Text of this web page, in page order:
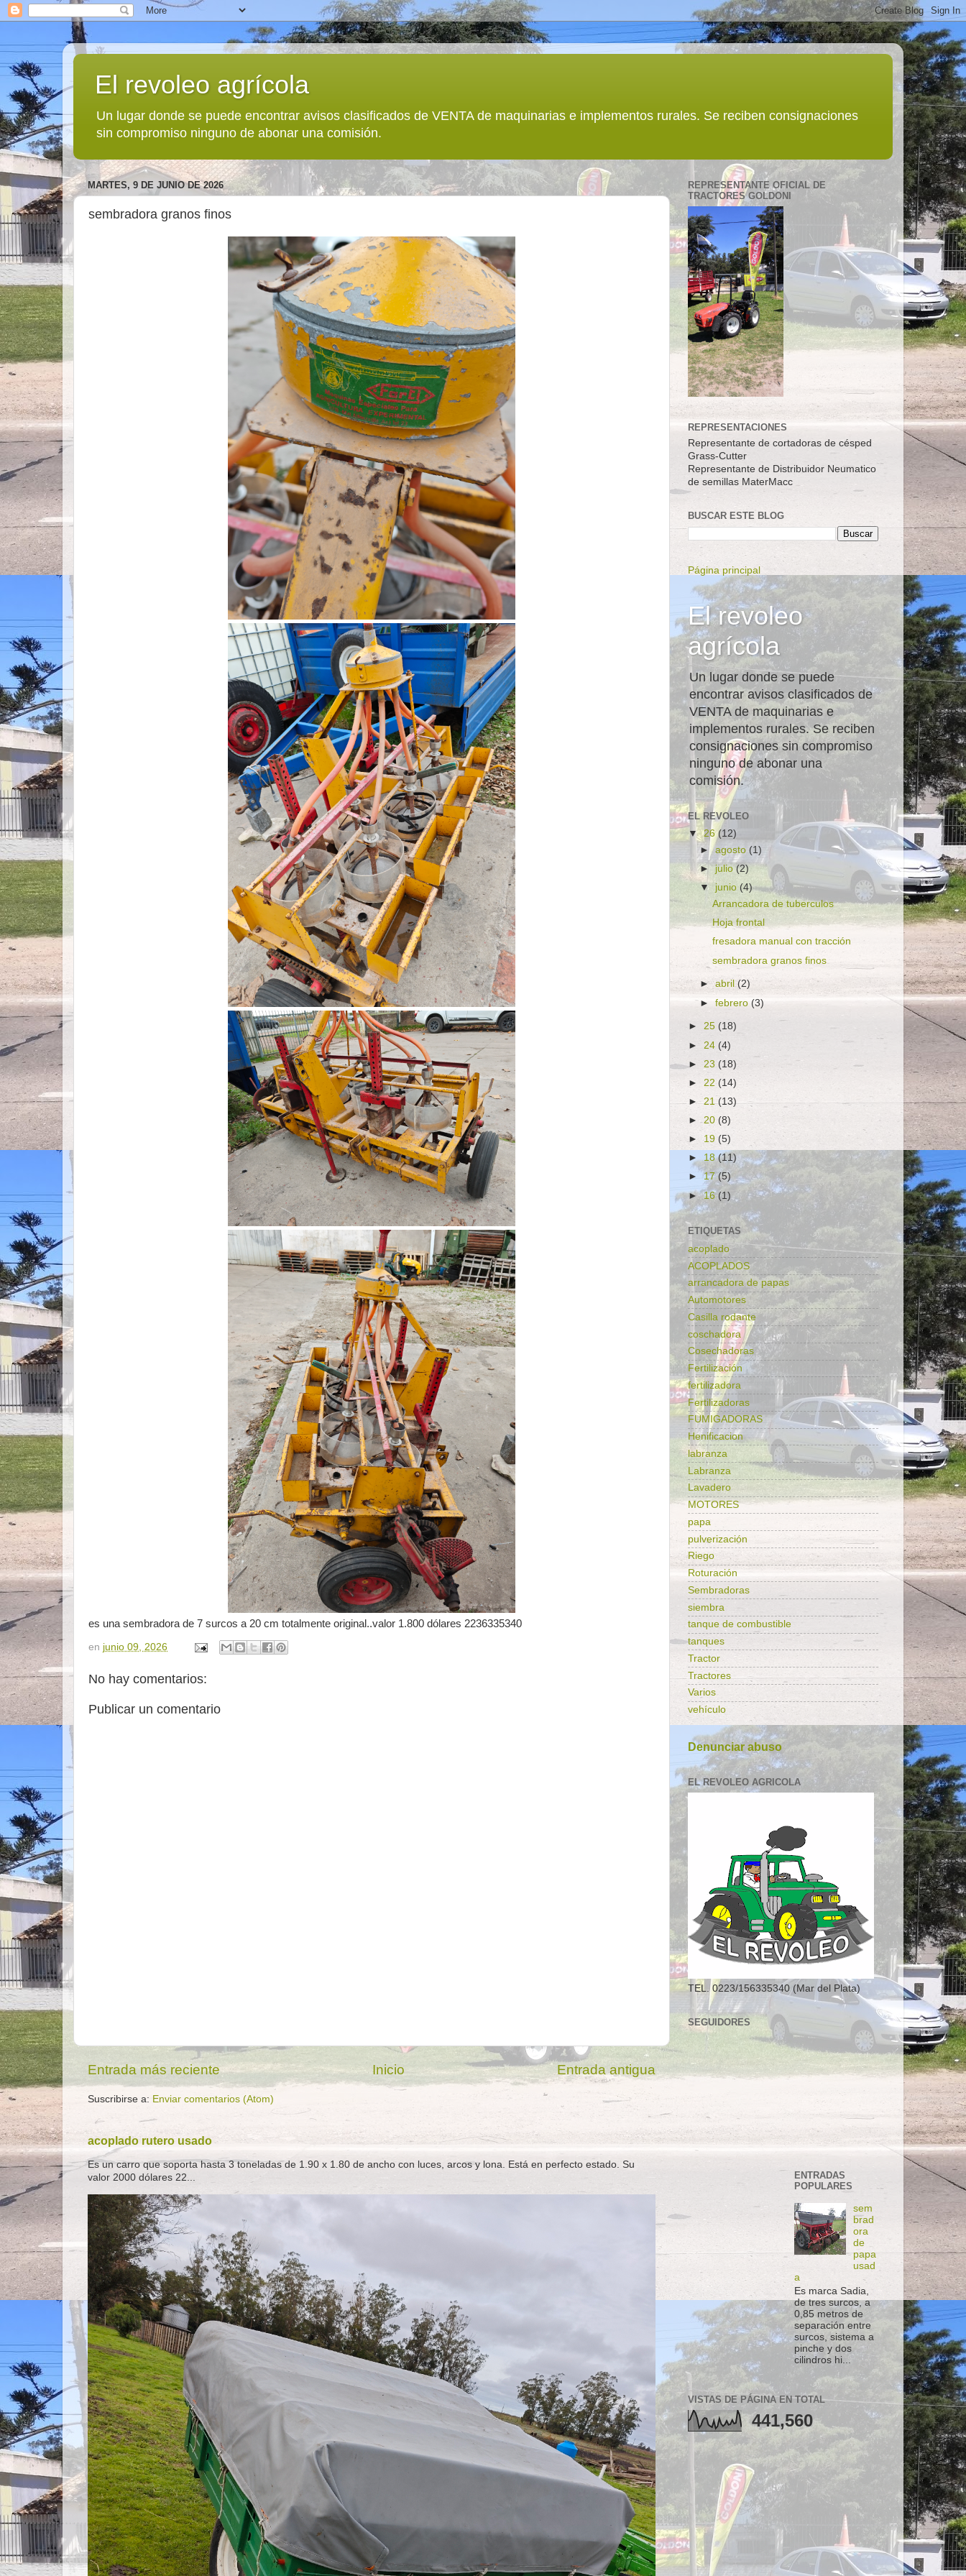
El revoleo agrícola
Un lugar donde se puede encontrar avisos clasificados de VENTA de maquinarias e implementos rurales. Se reciben consignaciones
sin compromiso ninguno de abonar una comisión.
MARTES, 9 DE JUNIO DE 2026
sembradora granos finos
es una sembradora de 7 surcos a 20 cm totalmente original..valor 1.800 dólares 2236335340
en junio 09, 2026
No hay comentarios:
Publicar un comentario
Entrada más reciente Entrada antigua
Inicio
Suscribirse a: Enviar comentarios (Atom)
acoplado rutero usado
Es un carro que soporta hasta 3 toneladas de 1.90 x 1.80 de ancho con luces, arcos y lona. Está en perfecto estado. Su
valor 2000 dólares 22...
REPRESENTANTE OFICIAL DE
TRACTORES GOLDONI
REPRESENTACIONES
Representante de cortadoras de césped
Grass-Cutter
Representante de Distribuidor Neumatico
de semillas MaterMacc
BUSCAR ESTE BLOG
Página principal
El revoleo
agrícola
Un lugar donde se puede
encontrar avisos clasificados de
VENTA de maquinarias e
implementos rurales. Se reciben
consignaciones sin compromiso
ninguno de abonar una
comisión.
EL REVOLEO
▼26 (12)
►agosto(1)
► julio(2)
▼ junio(4)
Arrancadora de tuberculos
Hoja frontal
fresadora manual con tracción
sembradora granos finos
►abril(2)
►febrero(3)
► 25 (18)
► 24 (4)
► 23 (18)
► 22 (14)
► 21(13)
►20 (8)
► 19 (5)
►18(11)
►17(5)
►16 (1)
ETIQUETAS
acoplado
ACOPLADOS
arrancadora de papas
Automotores
Casilla rodante
coschadora
Cosechadoras
Fertilización
fertilizadora
Fertilizadoras
FUMIGADORAS
Henificacion
labranza
Labranza
Lavadero
MOTORES
papa
pulverización
Riego
Roturación
Sembradoras
siembra
tanque de combustible
tanques
Tractor
Tractores
Varios
vehículo
Denunciar abuso
EL REVOLEO AGRICOLA
TEL. 0223/156335340 (Mar del Plata)
SEGUIDORES
ENTRADAS
POPULARES
sem
brad
ora
de
papa
usad
a
Es marca Sadia,
de tres surcos, a
0,85 metros de
separación entre
surcos, sistema a
pinche y dos
cilindros hi...
VISTAS DE PÁGINA EN TOTAL
441,560